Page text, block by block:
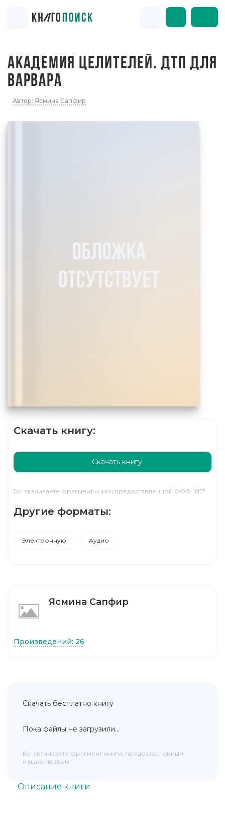
АКАДЕМИЯ ЦЕЛИТЕЛЕЙ. ДТП ДЛЯ
ВАРВАРА
Автор: Ясмина Сапфир
Скачать книгу:
Скачать книгу
Вы скачиваете фрагмент книги предоставленной ООО "ИТ"
Другие форматы:
Электронную Аудио
Описание книги
Ясмина Сапфир
Произведений: 26
Скачать бесплатно книгу
Пока файлы не загрузили...
Вы скачиваете фрагмент книги, предоставленный
издательством